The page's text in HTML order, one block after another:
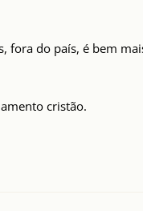
fora do país, é bem
cristão.